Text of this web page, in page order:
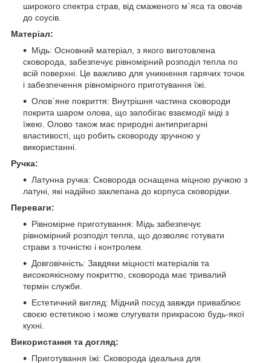
широкого спектра страв, від смаженого м`яса та овочів
до соусів.
Матеріал:
Мідь: Основний матеріал, з якого виготовлена
сковорода, забезпечує рівномірний розподіл тепла по
всій поверхні. Це важливо для уникнення гарячих точок
і забезпечення рівномірного приготування їжі.
Олов`яне покриття: Внутрішня частина сковороди
покрита шаром олова, що запобігає взаємодії міді з
їжею. Олово також має природні антипригарні
властивості, що робить сковороду зручною у
використанні.
Ручка:
Латунна ручка: Сковорода оснащена міцною ручкою з
латуні, які надійно заклепана до корпуса сковорідки.
Переваги:
Рівномірне приготування: Мідь забезпечує
рівномірний розподіл тепла, що дозволяє готувати
страви з точністю і контролем.
Довговічність: Завдяки міцності матеріалів та
високоякісному покриттю, сковорода має тривалий
термін служби.
Естетичний вигляд: Мідний посуд завжди приваблює
своєю естетикою і може слугувати прикрасою будь-якої
кухні.
Використання та догляд:
Приготування їжі: Сковорода ідеальна для